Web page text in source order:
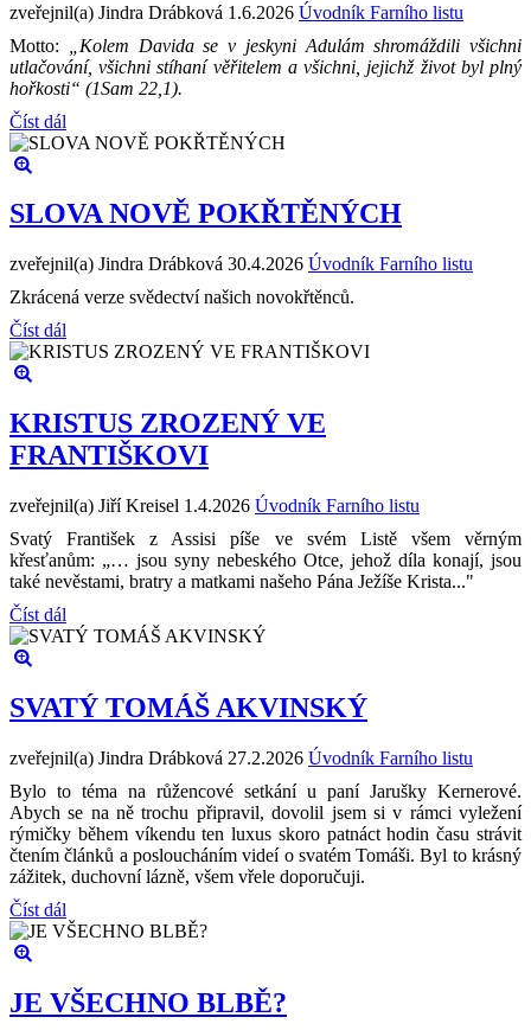
zveřejnil(a) Jindra Drábková 1.6.2026 Úvodník Farního listu
Motto:
„Kolem Davida se v jeskyni Adulám shromáždili všichni
utlačování, všichni stíhaní věřitelem a všichni, jejichž život byl plný
hořkosti“ (1Sam 22,1).
Číst dál
SLOVA NOVĚ POKŘTĚNÝCH
zveřejnil(a) Jindra Drábková 30.4.2026 Úvodník Farního listu
Zkrácená verze svědectví našich novokřtěnců.
Číst dál
KRISTUS ZROZENÝ VE
FRANTIŠKOVI
zveřejnil(a) Jiří Kreisel 1.4.2026 Úvodník Farního listu
Svatý František z Assisi píše ve svém Listě všem věrným
křesťanům: „… jsou syny nebeského Otce, jehož díla konají, jsou
také nevěstami, bratry a matkami našeho Pána Ježíše Krista..."
Číst dál
SVATÝ TOMÁŠ AKVINSKÝ
zveřejnil(a) Jindra Drábková 27.2.2026 Úvodník Farního listu
Bylo to téma na růžencové setkání u paní Jarušky Kernerové.
Abych se na ně trochu připravil, dovolil jsem si v rámci vyležení
rýmičky během víkendu ten luxus skoro patnáct hodin času strávit
čtením článků a posloucháním videí o svatém Tomáši. Byl to krásný
zážitek, duchovní lázně, všem vřele doporučuji.
Číst dál
JE VŠECHNO BLBĚ?